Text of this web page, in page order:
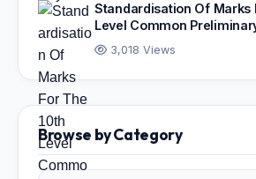
Standardisation Of Marks
Level Common
3,018 Views
Browse by Category